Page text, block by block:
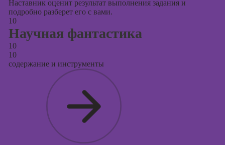
Наставник оценит результат выполнения задания и
подробно разберет его с вами.
10
Научная фантастика
10
10
содержание и инструменты